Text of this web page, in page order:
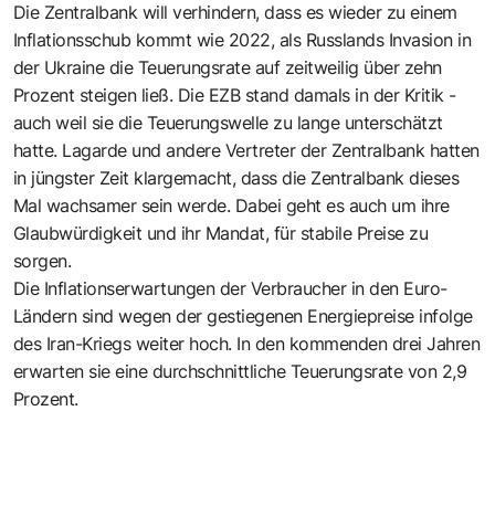
Die Zentralbank will verhindern, dass es wieder zu einem
Inflationsschub kommt wie 2022, als Russlands Invasion in
der Ukraine die Teuerungsrate auf zeitweilig über zehn
Prozent steigen ließ. Die EZB stand damals in der Kritik -
auch weil sie die Teuerungswelle zu lange unterschätzt
hatte. Lagarde und andere Vertreter der Zentralbank hatten
in jüngster Zeit klargemacht, dass die Zentralbank dieses
Mal wachsamer sein werde. Dabei geht es auch um ihre
Glaubwürdigkeit und ihr Mandat, für stabile Preise zu
sorgen.
Die Inflationserwartungen der Verbraucher in den Euro-
Ländern sind wegen der gestiegenen Energiepreise infolge
des Iran-Kriegs weiter hoch. In den kommenden drei Jahren
erwarten sie eine durchschnittliche Teuerungsrate von 2,9
Prozent.